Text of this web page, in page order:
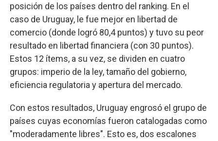
posición de los países dentro del ranking. En el
caso de Uruguay, le fue mejor en libertad de
comercio (donde logró 80,4 puntos) y tuvo su peor
resultado en libertad financiera (con 30 puntos).
Estos 12 ítems, a su vez, se dividen en cuatro
grupos: imperio de la ley, tamaño del gobierno,
eficiencia regulatoria y apertura del mercado.
Con estos resultados, Uruguay engrosó el grupo de
países cuyas economías fueron catalogadas como
"moderadamente libres". Esto es, dos escalones